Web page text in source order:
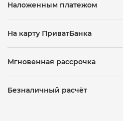
Наложенным платежом
На карту ПриватБанка
Мгновенная рассрочка
Безналичный расчёт